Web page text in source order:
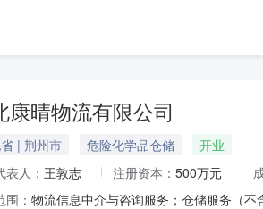
康晴物流有限公司
| 荆州市 危险化学品仓储
开业
表人： 王敦志 注册资本： 500万元
：